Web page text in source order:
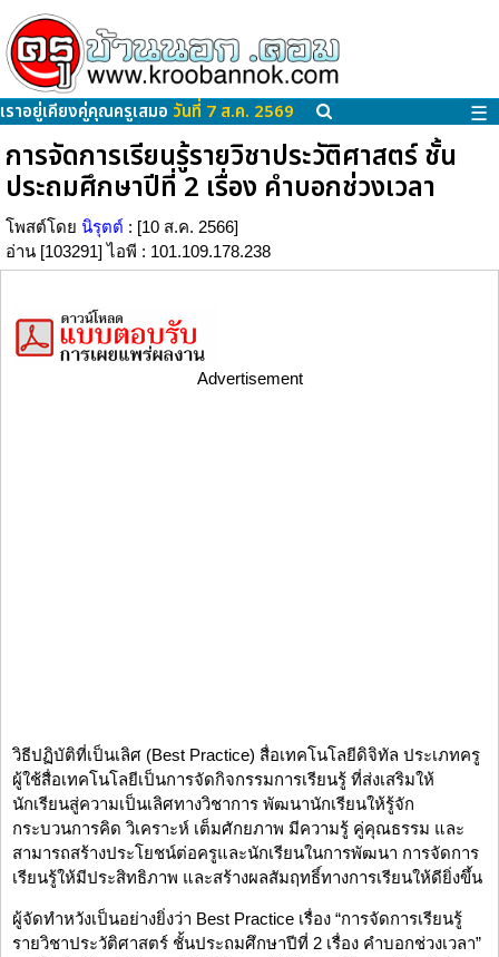
เราอยู่เคียงคู่คุณครูเสมอ วันที่ 7 ส.ค. 2569 ☰
การจัดการเรียนรู้รายวิชาประวัติศาสตร์ ชั้น
ประถมศึกษาปีที่ 2 เรื่อง คำบอกช่วงเวลา
โพสต์โดย นิรุตต์ : [10 ส.ค. 2566]
อ่าน [103291] ไอพี : 101.109.178.238
Advertisement
วิธีปฏิบัติที่เป็นเลิศ (Best Practice) สื่อเทคโนโลยีดิจิทัล ประเภทครู
ผู้ใช้สื่อเทคโนโลยีเป็นการจัดกิจกรรมการเรียนรู้ ที่ส่งเสริมให้
นักเรียนสู่ความเป็นเลิศทางวิชาการ พัฒนานักเรียนให้รู้จัก
กระบวนการคิด วิเคราะห์ เต็มศักยภาพ มีความรู้ คู่คุณธรรม และ
สามารถสร้างประโยชน์ต่อครูและนักเรียนในการพัฒนา การจัดการ
เรียนรู้ให้มีประสิทธิภาพ และสร้างผลสัมฤทธิ์ทางการเรียนให้ดียิ่งขึ้น
ผู้จัดทำหวังเป็นอย่างยิ่งว่า Best Practice เรื่อง “การจัดการเรียนรู้
รายวิชาประวัติศาสตร์ ชั้นประถมศึกษาปีที่ 2 เรื่อง คำบอกช่วงเวลา”